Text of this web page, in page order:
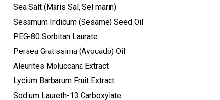
Sea Salt (Maris Sal, Sel marin)
Sesamum Indicum (Sesame) Seed Oil
PEG-80 Sorbitan Laurate
Persea Gratissima (Avocado) Oil
Aleurites Moluccana Extract
Lycium Barbarum Fruit Extract
Sodium Laureth-13 Carboxylate